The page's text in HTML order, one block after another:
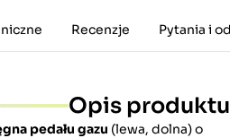
Recenzje Pytania i
Opis produktu
pedału gazu (lewa, dolna)o